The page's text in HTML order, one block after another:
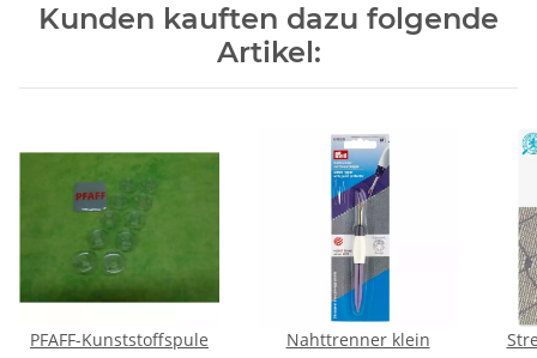
Kunden kauften dazu folgende
Artikel:
PFAFF-Kunststoffspule
Nahttrenner klein